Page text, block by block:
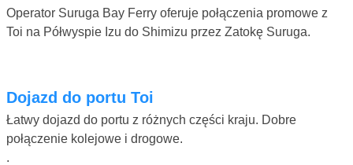
Operator Suruga Bay Ferry oferuje połączenia promowe z
Toi na Półwyspie Izu do Shimizu przez Zatokę Suruga.
Dojazd do portu Toi
Łatwy dojazd do portu z różnych części kraju. Dobre
połączenie kolejowe i drogowe.
.